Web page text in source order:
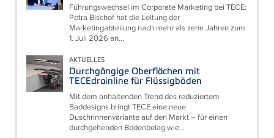
Führungswechsel im Corporate Marketing bei TECE:
Petra Bischof hat die Leitung der
Marketingabteilung nach mehr als zehn Jahren zum
1. Juli 2026 an...
AKTUELLES
Durchgängige Oberflächen mit
TECEdrainline für Flüssigböden
Mit dem anhaltenden Trend des reduziertem
Baddesigns bringt TECE eine neue
Duschrinnenvariante auf den Markt – für einen
durchgehenden Bodenbelag wie...